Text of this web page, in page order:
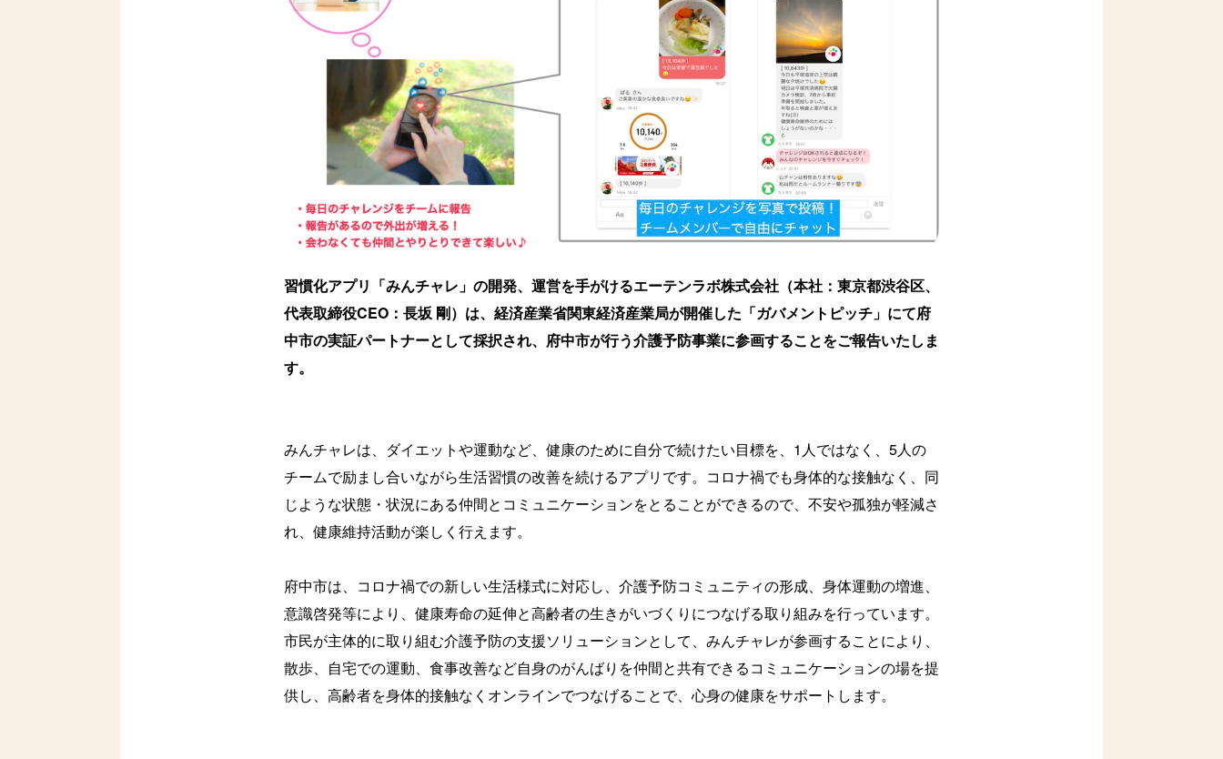
習慣化アプリ「みんチャレ」の開発、運営を手がけるエーテンラボ株式会社（本社：東京都渋谷区、
代表取締役CEO：長坂 剛）は、経済産業省関東経済産業局が開催した「ガバメントピッチ」にて府
中市の実証パートナーとして採択され、府中市が行う介護予防事業に参画することをご報告いたしま
す。
みんチャレは、ダイエットや運動など、健康のために自分で続けたい目標を、1人ではなく、5人の
チームで励まし合いながら生活習慣の改善を続けるアプリです。コロナ禍でも身体的な接触なく、同
じような状態・状況にある仲間とコミュニケーションをとることができるので、不安や孤独が軽減さ
れ、健康維持活動が楽しく行えます。
府中市は、コロナ禍での新しい生活様式に対応し、介護予防コミュニティの形成、身体運動の増進、
意識啓発等により、健康寿命の延伸と高齢者の生きがいづくりにつなげる取り組みを行っています。
市民が主体的に取り組む介護予防の支援ソリューションとして、みんチャレが参画することにより、
散歩、自宅での運動、食事改善など自身のがんばりを仲間と共有できるコミュニケーションの場を提
供し、高齢者を身体的接触なくオンラインでつなげることで、心身の健康をサポートします。